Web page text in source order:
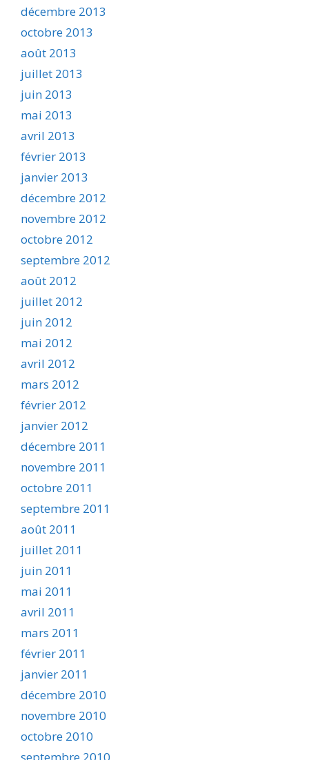
décembre 2013
octobre 2013
août 2013
juillet 2013
juin 2013
mai 2013
avril 2013
février 2013
janvier 2013
décembre 2012
novembre 2012
octobre 2012
septembre 2012
août 2012
juillet 2012
juin 2012
mai 2012
avril 2012
mars 2012
février 2012
janvier 2012
décembre 2011
novembre 2011
octobre 2011
septembre 2011
août 2011
juillet 2011
juin 2011
mai 2011
avril 2011
mars 2011
février 2011
janvier 2011
décembre 2010
novembre 2010
octobre 2010